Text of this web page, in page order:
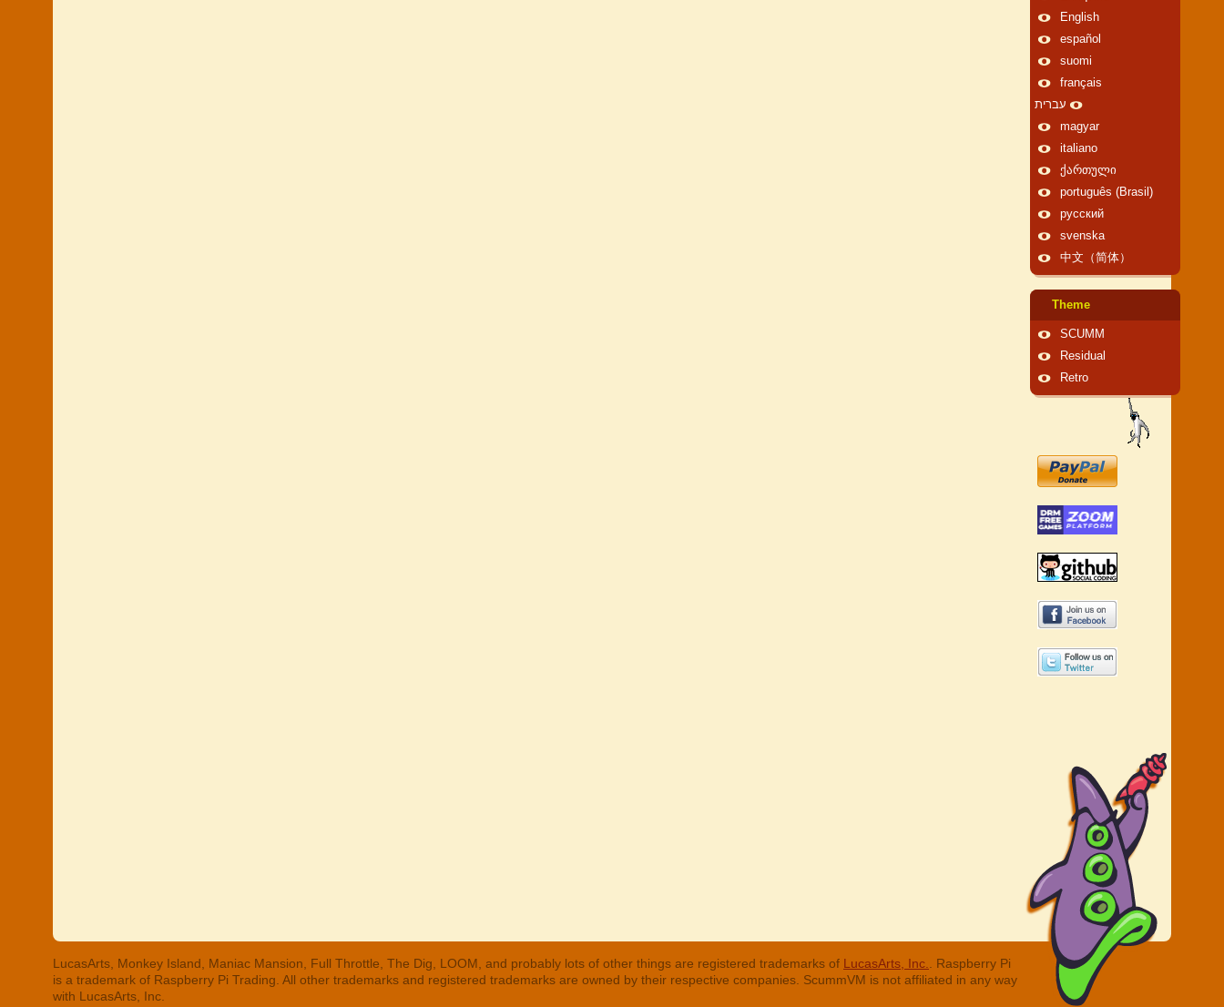
English
español
suomi
français
עברית
magyar
italiano
ქართული
português (Brasil)
русский
svenska
中文（简体）
Theme
SCUMM
Residual
Retro
LucasArts, Monkey Island, Maniac Mansion, Full Throttle, The Dig, LOOM, and probably lots of other things are registered trademarks of LucasArts, Inc.
. Raspberry Pi
is a trademark of Raspberry Pi Trading. All other trademarks and registered trademarks are owned by their respective companies. ScummVM is not affiliated in any way
with LucasArts, Inc.